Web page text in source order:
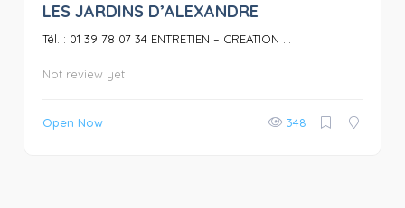
LES JARDINS D’ALEXANDRE
Tél. : 01 39 78 07 34 ENTRETIEN – CREATION ...
Not review yet
Open Now 348